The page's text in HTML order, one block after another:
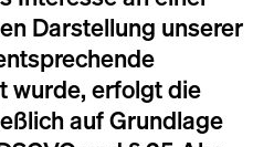
Darstellung unserer
wurde, erfolgt die
auf Grundlage